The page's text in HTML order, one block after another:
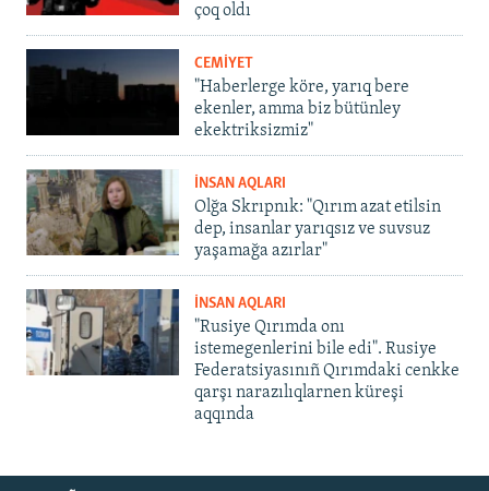
çoq oldı
CEMİYET
"Haberlerge köre, yarıq bere
ekenler, amma biz bütünley
ekektriksizmiz"
İNSAN AQLARI
Olğa Skrıpnık: "Qırım azat etilsin
dep, insanlar yarıqsız ve suvsuz
yaşamağa azırlar"
İNSAN AQLARI
"Rusiye Qırımda onı
istemegenlerini bile edi". Rusiye
Federatsiyasınıñ Qırımdaki cenkke
qarşı narazılıqlarnen küreşi
aqqında